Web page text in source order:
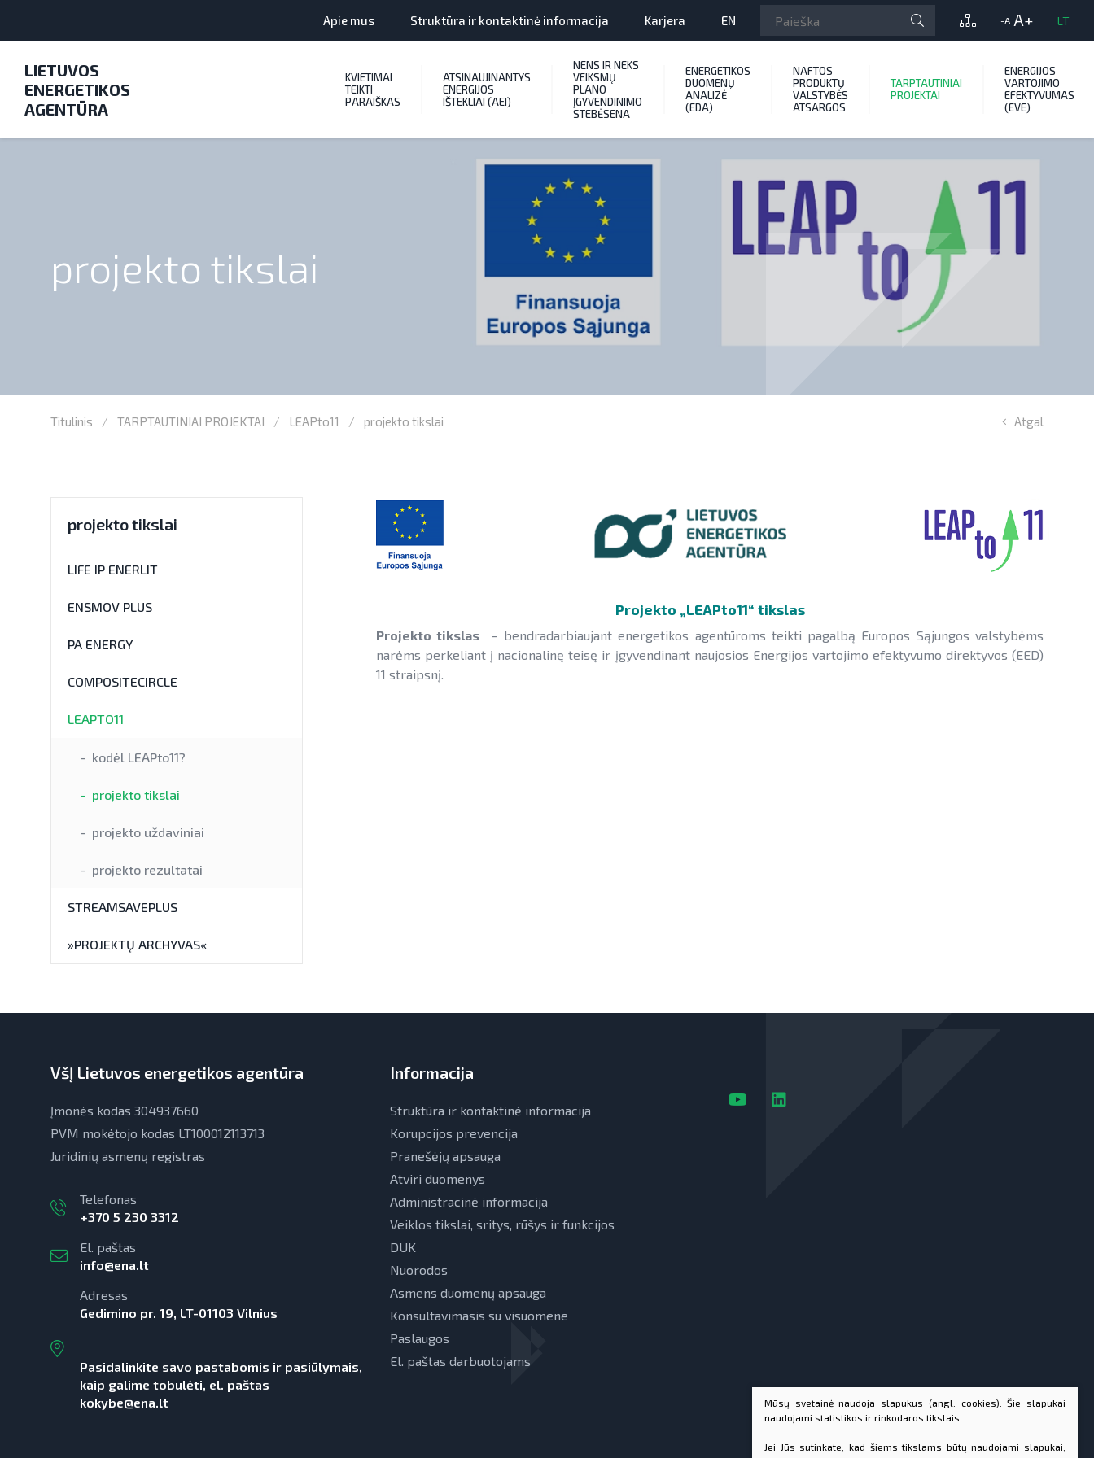
LIETUVOS
ENERGETIKOS
AGENTŪRA
Apie mus Struktūra ir kontaktinė informacija Karjera EN -A A+ LT
KVIETIMAI
TEIKTI
PARAIŠKAS
ATSINAUJINANTYS
ENERGIJOS
IŠTEKLIAI (AEI)
NENS IR NEKS
VEIKSMŲ
PLANO
ĮGYVENDINIMO
STEBĖSENA
ENERGETIKOS
DUOMENŲ
ANALIZĖ
(EDA)
NAFTOS
PRODUKTŲ
VALSTYBĖS
ATSARGOS
TARPTAUTINIAI
PROJEKTAI
ENERGIJOS
VARTOJIMO
EFEKTYVUMAS
(EVE)
projekto tikslai
Titulinis TARPTAUTINIAI PROJEKTAI LEAPto11 projekto tikslai Atgal
projekto tikslai
LIFE IP ENERLIT
ENSMOV PLUS
PA ENERGY
COMPOSITECIRCLE
LEAPTO11
kodėl LEAPto11?
projekto tikslai
projekto uždaviniai
projekto rezultatai
STREAMSAVEPLUS
»PROJEKTŲ ARCHYVAS«
Projekto „LEAPto11“ tikslas
Projekto tikslas
– bendradarbiaujant energetikos agentūroms teikti pagalbą Europos Sąjungos valstybėms
narėms perkeliant į nacionalinę teisę ir įgyvendinant naujosios Energijos vartojimo efektyvumo direktyvos (EED)
11 straipsnį.
VšĮ Lietuvos energetikos agentūra
Įmonės kodas 304937660
PVM mokėtojo kodas LT100012113713
Juridinių asmenų registras
Telefonas
+370 5 230 3312
El. paštas
info@ena.lt
Adresas
Gedimino pr. 19, LT-01103 Vilnius
Pasidalinkite savo pastabomis ir pasiūlymais,
kaip galime tobulėti, el. paštas
kokybe@ena.lt
Informacija
Struktūra ir kontaktinė informacija
Korupcijos prevencija
Pranešėjų apsauga
Atviri duomenys
Administracinė informacija
Veiklos tikslai, sritys, rūšys ir funkcijos
DUK
Nuorodos
Asmens duomenų apsauga
Konsultavimasis su visuomene
Paslaugos
El. paštas darbuotojams
Mūsų svetainė naudoja slapukus (angl. cookies). Šie slapukai
naudojami statistikos ir rinkodaros tikslais.
Jei Jūs sutinkate, kad šiems tikslams būtų naudojami slapukai,